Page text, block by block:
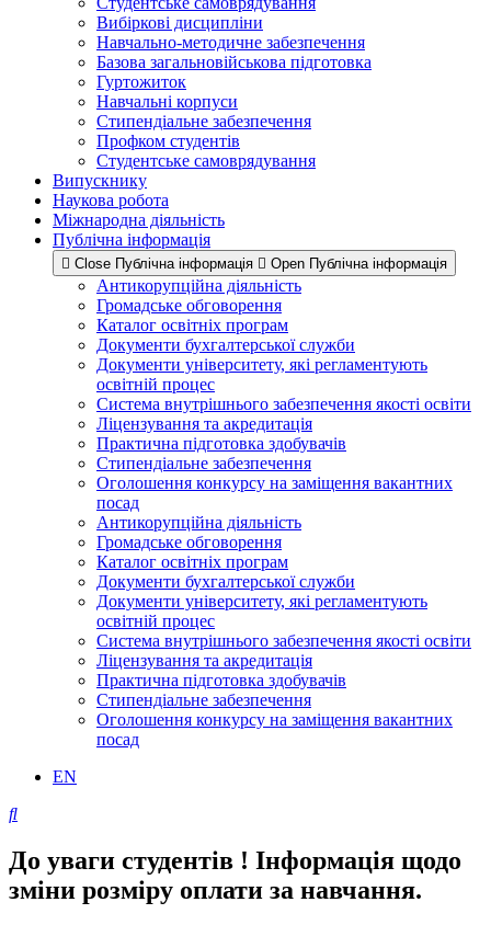
Вибіркові дисципліни
Навчально-методичне забезпечення
Базова загальновійськова підготовка
Гуртожиток
Навчальні корпуси
Стипендіальне забезпечення
Профком студентів
Студентське самоврядування
Випускнику
Наукова робота
Міжнародна діяльність
Публічна інформація
Close Публічна інформація Open Публічна інформація
Антикорупційна діяльність
Громадське обговорення
Каталог освітніх програм
Документи бухгалтерської служби
Документи університету, які регламентують
освітній процес
Система внутрішнього забезпечення якості освіти
Ліцензування та акредитація
Практична підготовка здобувачів
Стипендіальне забезпечення
Оголошення конкурсу на заміщення вакантних
посад
Антикорупційна діяльність
Громадське обговорення
Каталог освітніх програм
Документи бухгалтерської служби
Документи університету, які регламентують
освітній процес
Система внутрішнього забезпечення якості освіти
Ліцензування та акредитація
Практична підготовка здобувачів
Стипендіальне забезпечення
Оголошення конкурсу на заміщення вакантних
посад
EN
До уваги студентів ! Інформація щодо
зміни розміру оплати за навчання.